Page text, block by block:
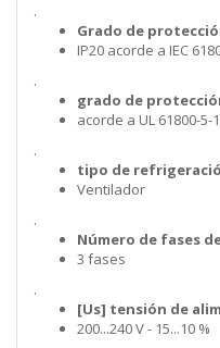
.
Grado de
IP20 acorde a IEC
.
grado de
acorde a UL 61800-
.
tipo de
Ventilador
.
Número de fases
3 fases
.
[Us] tensión de
200...240 V - 15...10 %